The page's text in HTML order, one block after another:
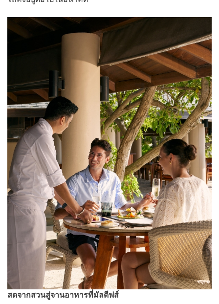
สดจากสวนสู่จานอาหารที่มัลดีฟส์